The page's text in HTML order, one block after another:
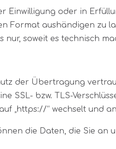
Einwilligung oder in
Format aushändigen zu
soweit es technisch
der Übertragung
SSL- bzw. TLS-
„https://“ wechselt und
die Daten, die Sie